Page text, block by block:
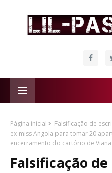
Página inicial
Falsificação de
ex-miss Angola para tomar 20
encerramento do cartório de Viana
Falsificação